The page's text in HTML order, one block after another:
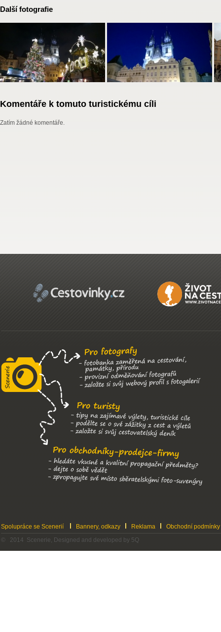
Další fotografie
Komentáře k tomuto turistickému cíli
Zatím žádné komentáře.
Spolupráce se Scenerií Bannery, odkazy Reklama
Obchodní podmínky
© 2014 Scenerie, Designed and developed by 5Q